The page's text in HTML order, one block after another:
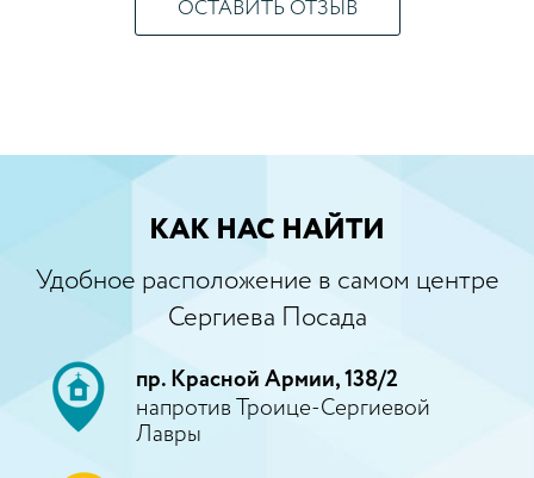
ОСТАВИТЬ ОТЗЫВ
КАК НАС НАЙТИ
Удобное расположение в самом центре
Сергиева Посада
пр. Красной Армии, 138/2
напротив Троице-Сергиевой
Лавры